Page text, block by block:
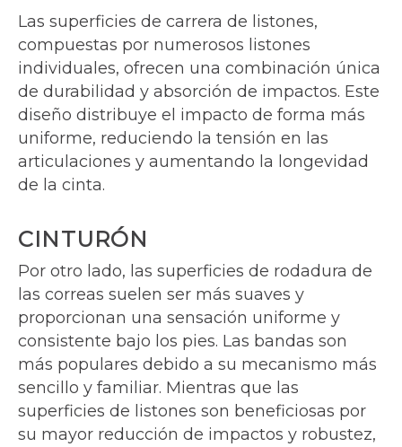
Las superficies de carrera de listones,
compuestas por numerosos listones
individuales, ofrecen una combinación única
de durabilidad y absorción de impactos. Este
diseño distribuye el impacto de forma más
uniforme, reduciendo la tensión en las
articulaciones y aumentando la longevidad
de la cinta.
CINTURÓN
Por otro lado, las superficies de rodadura de
las correas suelen ser más suaves y
proporcionan una sensación uniforme y
consistente bajo los pies. Las bandas son
más populares debido a su mecanismo más
sencillo y familiar. Mientras que las
superficies de listones son beneficiosas por
su mayor reducción de impactos y robustez,